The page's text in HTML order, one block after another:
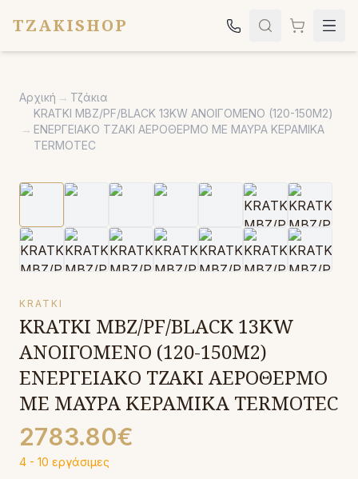
TZAKISHOP
Σόμπες
Ψησταριές
Εκκλησιαστικά
Σχετικά
Επικοινωνία
Αρχική → Τζάκια
→
KRATKI MBZ/PF/BLACK 13KW ΑΝΟΙΓΟΜΕΝΟ (120-150M2)
ΕΝΕΡΓΕΙΑΚΟ ΤΖΑΚΙ ΑΕΡΟΘΕΡΜΟ ΜΕ ΜΑΥΡΑ ΚΕΡΑΜΙΚΑ
TERMOTEC
KRATKI
KRATKI MBZ/PF/BLACK 13KW
ΑΝΟΙΓΟΜΕΝΟ (120-150M2)
ΕΝΕΡΓΕΙΑΚΟ ΤΖΑΚΙ ΑΕΡΟΘΕΡΜΟ
ΜΕ ΜΑΥΡΑ ΚΕΡΑΜΙΚΑ TERMOTEC
2783.80€
4 - 10 εργάσιμες